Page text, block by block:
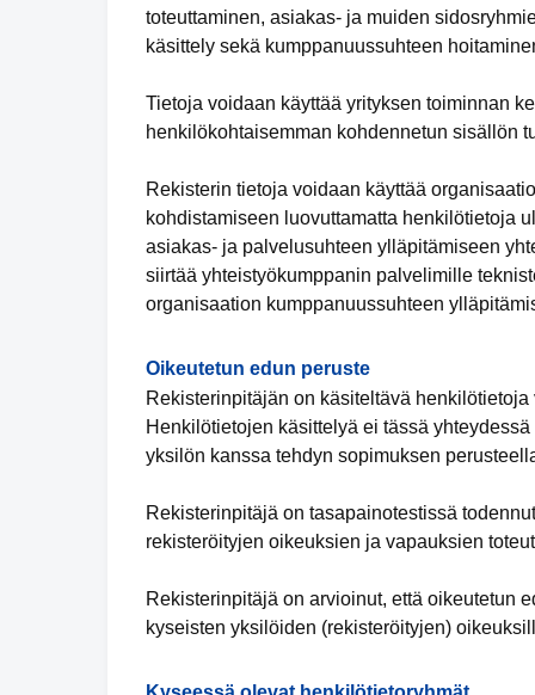
toteuttaminen, asiakas- ja muiden
käsittely sekä kumppanuussuhteen
Tietoja voidaan käyttää yrityksen toiminnan
henkilökohtaisemman kohdennetun sisällön
Rekisterin tietoja voidaan käyttää
kohdistamiseen luovuttamatta henkilötietoja
asiakas- ja palvelusuhteen ylläpitämiseen
siirtää yhteistyökumppanin palvelimille
organisaation kumppanuussuhteen
Oikeutetun edun peruste
Rekisterinpitäjän on käsiteltävä
Henkilötietojen käsittelyä ei tässä
yksilön kanssa tehdyn sopimuksen
Rekisterinpitäjä on tasapainotestissä
rekisteröityjen oikeuksien ja vapauksien
Rekisterinpitäjä on arvioinut, että oikeutetun
kyseisten yksilöiden (rekisteröityjen)